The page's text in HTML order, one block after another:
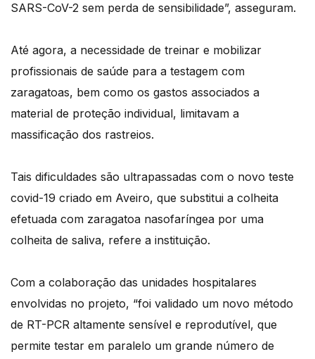
SARS-CoV-2 sem perda de sensibilidade”, asseguram.
Até agora, a necessidade de treinar e mobilizar
profissionais de saúde para a testagem com
zaragatoas, bem como os gastos associados a
material de proteção individual, limitavam a
massificação dos rastreios.
Tais dificuldades são ultrapassadas com o novo teste
covid-19 criado em Aveiro, que substitui a colheita
efetuada com zaragatoa nasofaríngea por uma
colheita de saliva, refere a instituição.
Com a colaboração das unidades hospitalares
envolvidas no projeto, “foi validado um novo método
de RT-PCR altamente sensível e reprodutível, que
permite testar em paralelo um grande número de